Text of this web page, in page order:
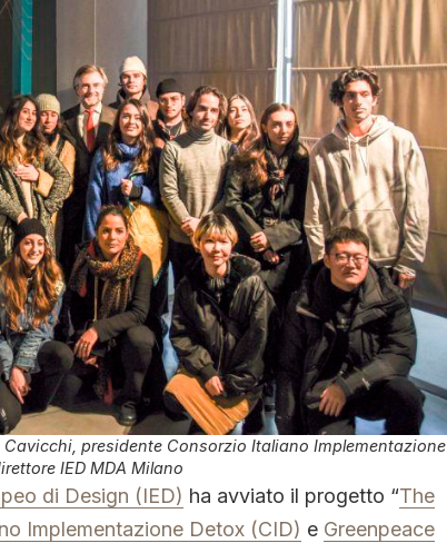
presidente Consorzio Italiano Implementazione
IED MDA Milano
di Design (IED) ha avviato il progetto “The
Implementazione Detox (CID) e Greenpeace